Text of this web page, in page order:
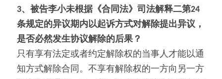
3、被告李小未根据《合同法》司法解释二第24
条规定的异议期内以起诉方式对解除提出异议，
是否必然发生协议解除的后果？
只有享有法定或者约定解除权的当事人才能以通
知方式解除合同。不享有解除权的一方向另一方